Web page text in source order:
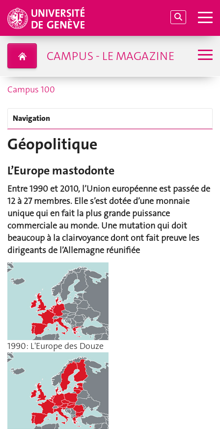
CAMPUS - LE MAGAZINE
Campus 100
Navigation
Géopolitique
L’Europe mastodonte
Entre 1990 et 2010, l’Union européenne est passée de
12 à 27 membres. Elle s’est dotée d’une monnaie
unique qui en fait la plus grande puissance
commerciale au monde. Une mutation qui doit
beaucoup à la clairvoyance dont ont fait preuve les
dirigeants de l’Allemagne réunifiée
1990: L'Europe des Douze